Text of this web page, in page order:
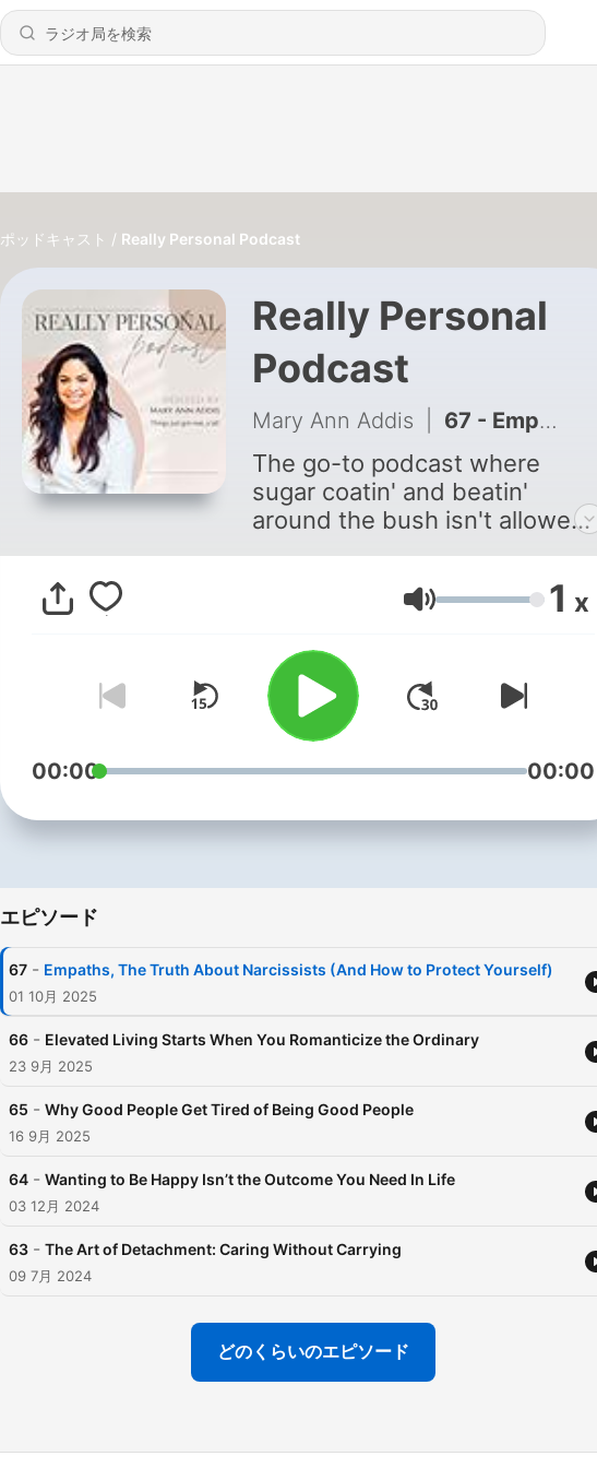
ポッドキャスト Really Personal Podcast
Really Personal
Podcast
Mary Ann Addis 67 - Empaths, The Truth About Narcissists (And How to Protect Yourself)
The go-to podcast where
sugar coatin' and beatin'
around the bush isn't allowed!
relationship mastery with Mary
you through the choppy
waters of love and help you
navigate towards a life of
purpose and meaning. Don't let
those nagging doubts and
longer! It's time to get real and
best self. Ready to join the
音量 1 x
00:00 00:00
エピソード
67 - Empaths, The Truth About Narcissists (And How to Protect Yourself)
01 10月 2025
66 - Elevated Living Starts When You Romanticize the Ordinary
23 9月 2025
65 - Why Good People Get Tired of Being Good People
16 9月 2025
64 - Wanting to Be Happy Isn’t the Outcome You Need In Life
03 12月 2024
63 - The Art of Detachment: Caring Without Carrying
09 7月 2024
どのくらいのエピソード